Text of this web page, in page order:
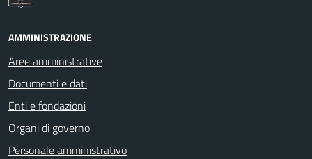
AMMINISTRAZIONE
Aree amministrative
Documenti e dati
Enti e fondazioni
Organi di governo
Personale amministrativo